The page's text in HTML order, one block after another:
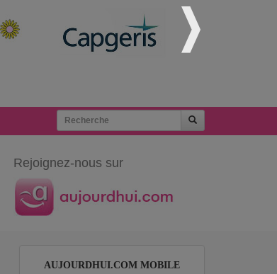
Rejoignez-nous sur
AUJOURDHUI.COM MOBILE